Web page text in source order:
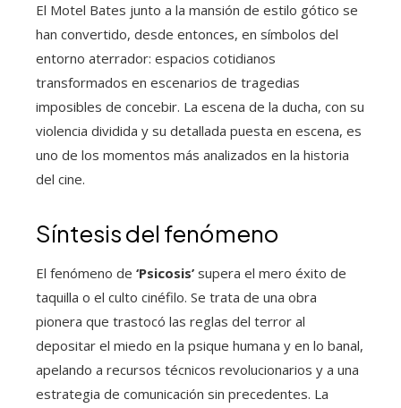
El Motel Bates junto a la mansión de estilo gótico se
han convertido, desde entonces, en símbolos del
entorno aterrador: espacios cotidianos
transformados en escenarios de tragedias
imposibles de concebir. La escena de la ducha, con su
violencia dividida y su detallada puesta en escena, es
uno de los momentos más analizados en la historia
del cine.
Síntesis del fenómeno
El fenómeno de ‘Psicosis’ supera el mero éxito de
taquilla o el culto cinéfilo. Se trata de una obra
pionera que trastocó las reglas del terror al
depositar el miedo en la psique humana y en lo banal,
apelando a recursos técnicos revolucionarios y a una
estrategia de comunicación sin precedentes. La